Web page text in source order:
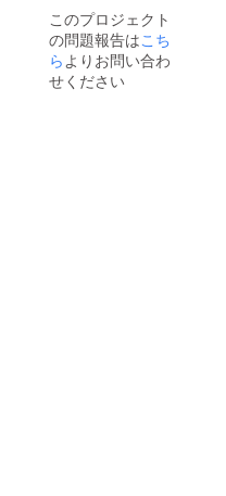
開する
ことは
禁止で
す。 そ
の他、
ゴ掲載
も可能
です。
(ロゴ画
像の受
このプロジェクト
の問題報告はこち
ら よりお問い合わ
せください